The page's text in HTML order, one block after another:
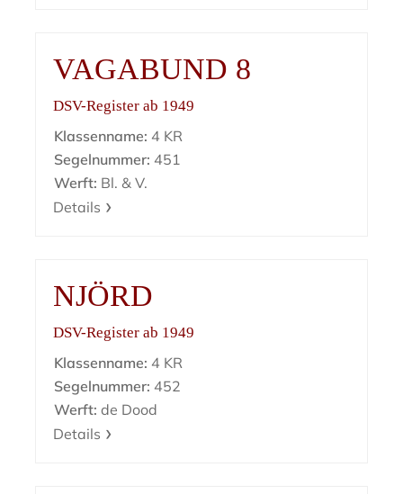
VAGABUND 8
DSV-Register ab 1949
Klassenname: 4 KR
Segelnummer: 451
Werft: Bl. & V.
Details
NJÖRD
DSV-Register ab 1949
Klassenname: 4 KR
Segelnummer: 452
Werft: de Dood
Details